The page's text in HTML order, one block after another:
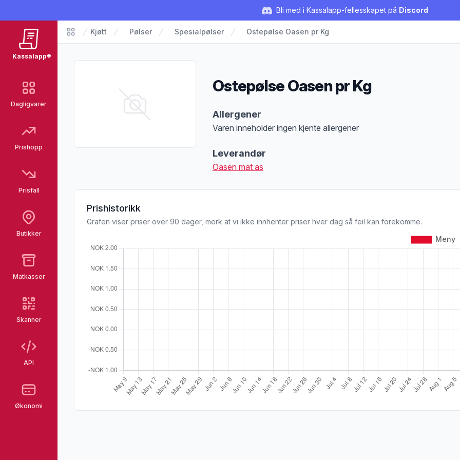
Bli med i Kassalapp-fellesskapet på Discord
Kassalapp®
Dagligvarer
Prishopp
Prisfall
Butikker
Matkasser
Skanner
API
Økonomi
Matvarer
Kjøtt Pølser Spesialpølser Ostepølse Oasen pr Kg
Ostepølse Oasen pr Kg
Allergener
Varen inneholder ingen kjente allergener
Leverandør
Oasen mat as
Prishistorikk
Grafen viser priser over 90 dager, merk at vi ikke innhenter priser hver dag så feil kan forekomme.